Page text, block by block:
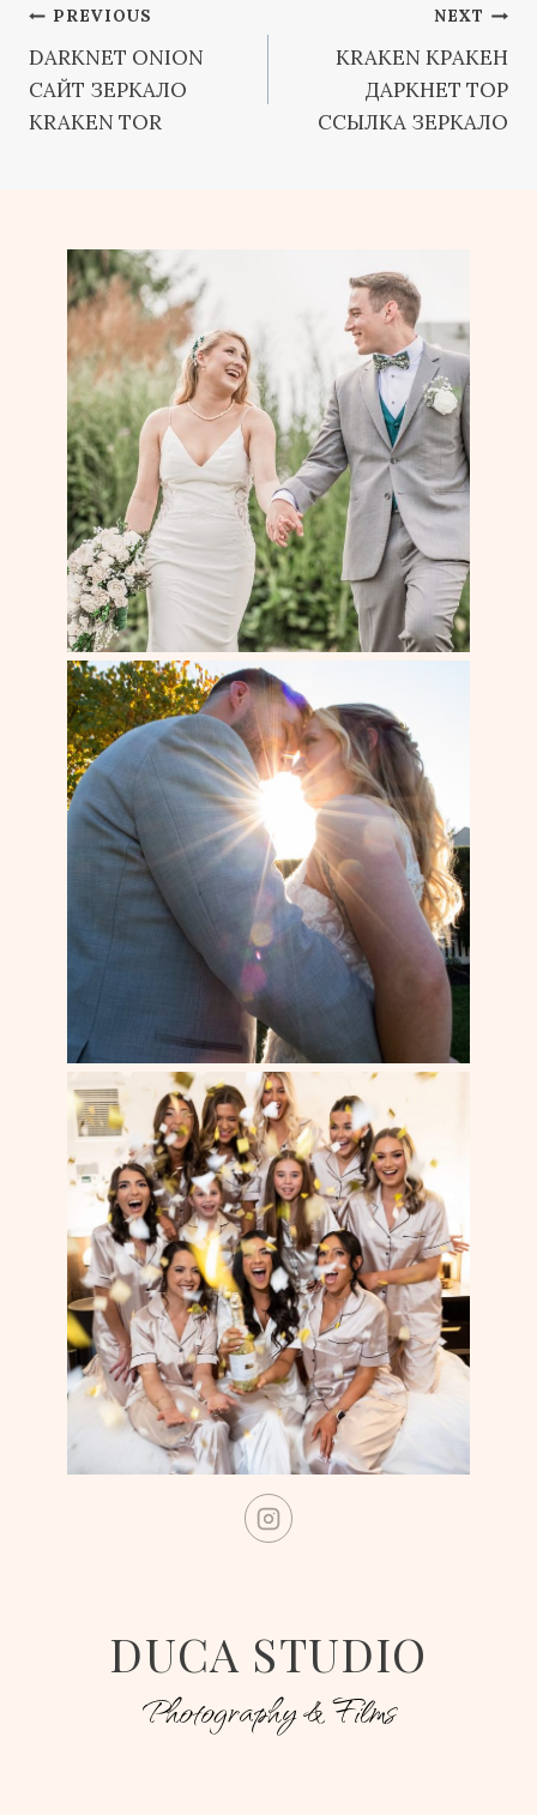
Post
navigation
PREVIOUS
DARKNET ONION
САЙТ ЗЕРКАЛО
KRAKEN TOR
NEXT
KRAKEN КРАКЕН
ДАРКНЕТ ТОР
ССЫЛКА ЗЕРКАЛО
DUCA STUDIO
Photography & Films